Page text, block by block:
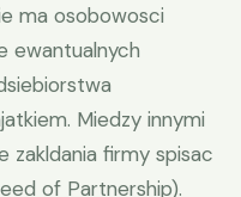
ma osobowosci
ewantualnych
Miedzy innymi
zakldania firmy spisac
of Partnership).